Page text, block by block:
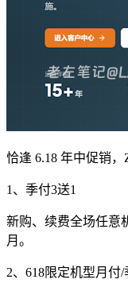
恰逢 6.18 年中促销，
1、季付3送1
新购、续费全场任意
月。
2、618限定机型月付